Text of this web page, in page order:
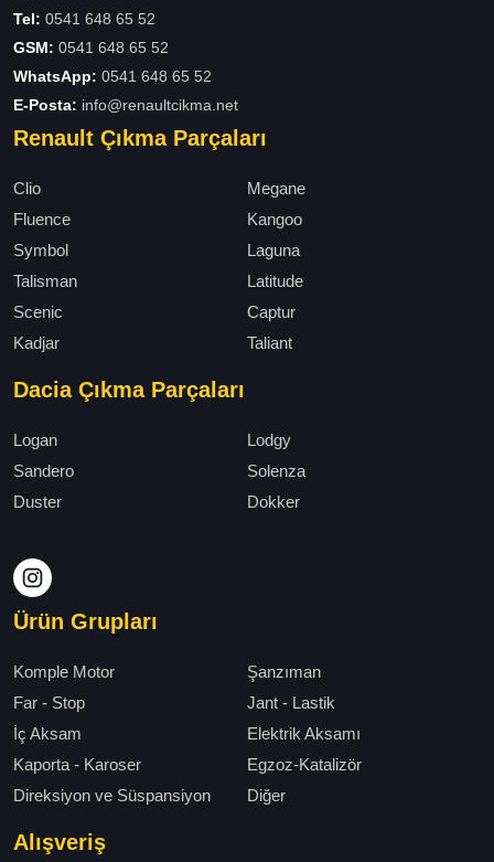
Tel: 0541 648 65 52
GSM: 0541 648 65 52
WhatsApp: 0541 648 65 52
E-Posta: info@renaultcikma.net
Renault Çıkma Parçaları
Clio
Megane
Fluence
Kangoo
Symbol
Laguna
Talisman
Latitude
Scenic
Captur
Kadjar
Taliant
Dacia Çıkma Parçaları
Logan
Lodgy
Sandero
Solenza
Duster
Dokker
Ürün Grupları
Komple Motor
Şanzıman
Far - Stop
Jant - Lastik
İç Aksam
Elektrik Aksamı
Kaporta - Karoser
Egzoz-Katalizör
Direksiyon ve Süspansiyon
Diğer
Alışveriş